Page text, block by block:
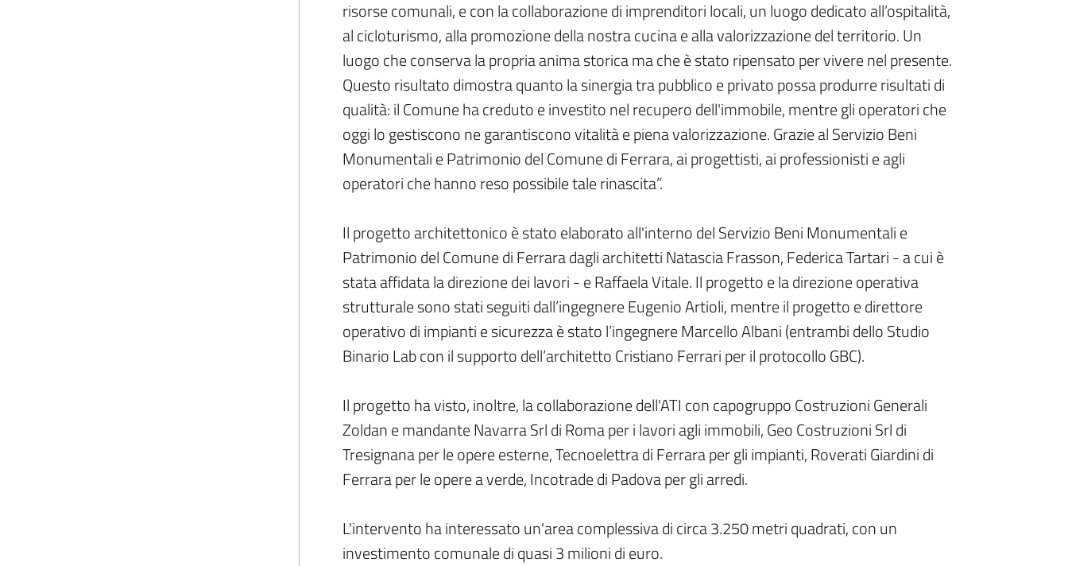
risorse comunali, e con la collaborazione di imprenditori locali, un luogo dedicato all’ospitalità,
al cicloturismo, alla promozione della nostra cucina e alla valorizzazione del territorio. Un
luogo che conserva la propria anima storica ma che è stato ripensato per vivere nel presente.
Questo risultato dimostra quanto la sinergia tra pubblico e privato possa produrre risultati di
qualità: il Comune ha creduto e investito nel recupero dell'immobile, mentre gli operatori che
oggi lo gestiscono ne garantiscono vitalità e piena valorizzazione. Grazie al Servizio Beni
Monumentali e Patrimonio del Comune di Ferrara, ai progettisti, ai professionisti e agli
operatori che hanno reso possibile tale rinascita”.
Il progetto architettonico è stato elaborato all'interno del Servizio Beni Monumentali e
Patrimonio del Comune di Ferrara dagli architetti Natascia Frasson, Federica Tartari - a cui è
stata affidata la direzione dei lavori - e Raffaela Vitale. Il progetto e la direzione operativa
strutturale sono stati seguiti dall’ingegnere Eugenio Artioli, mentre il progetto e direttore
operativo di impianti e sicurezza è stato l’ingegnere Marcello Albani (entrambi dello Studio
Binario Lab con il supporto dell’architetto Cristiano Ferrari per il protocollo GBC).
Il progetto ha visto, inoltre, la collaborazione dell'ATI con capogruppo Costruzioni Generali
Zoldan e mandante Navarra Srl di Roma per i lavori agli immobili, Geo Costruzioni Srl di
Tresignana per le opere esterne, Tecnoelettra di Ferrara per gli impianti, Roverati Giardini di
Ferrara per le opere a verde, Incotrade di Padova per gli arredi.
L'intervento ha interessato un'area complessiva di circa 3.250 metri quadrati, con un
investimento comunale di quasi 3 milioni di euro.